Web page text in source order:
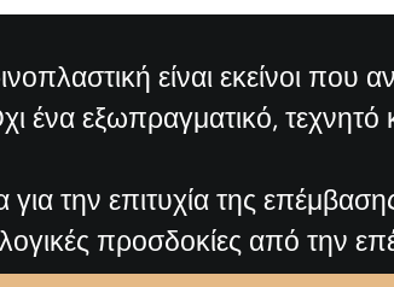
είναι εκείνοι
ένα εξωπραγματικό, τεχνητό
για την επιτυχία της
προσδοκίες από την